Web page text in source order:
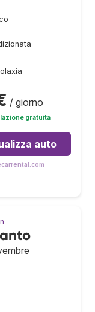
/ giorno
gratuita
auto